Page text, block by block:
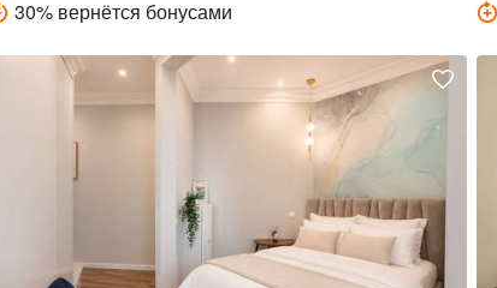
30% вернётся бонусами